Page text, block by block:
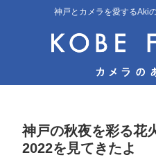
神戸とカメラを愛するAki
神戸の秋夜を彩る花
2022を見てきたよ